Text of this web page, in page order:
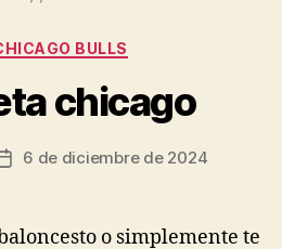
Categorías
BULLS
chicago
Fecha
entrada
6 de diciembre de 2024
o simplemente te